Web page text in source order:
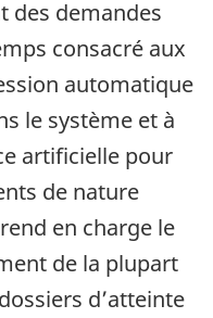
des demandes
consacré aux
automatique
le système et à
artificielle pour
de nature
en charge le
de la plupart
d’atteinte